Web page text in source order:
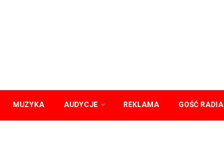
MUZYKA AUDYCJE REKLAMA GOŚĆ RADIA